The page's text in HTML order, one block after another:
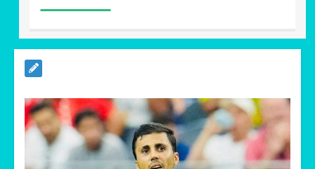
0 5 minutes